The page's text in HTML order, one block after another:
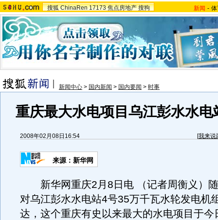
搜狐 ChinaRen 17173 焦点房地产 搜狗 新闻 -
新闻中心 > 国内新闻 > 国内要闻 > 时事
重庆最大水电项目乌江彭水水电
2008年02月08日16:54 [我来说
来源：新华网
新华网重庆2月8日电 （记者周衡义）
对乌江彭水水电站4号35万千瓦水轮发电机
达，这个重庆有史以来最大的水电项目于今